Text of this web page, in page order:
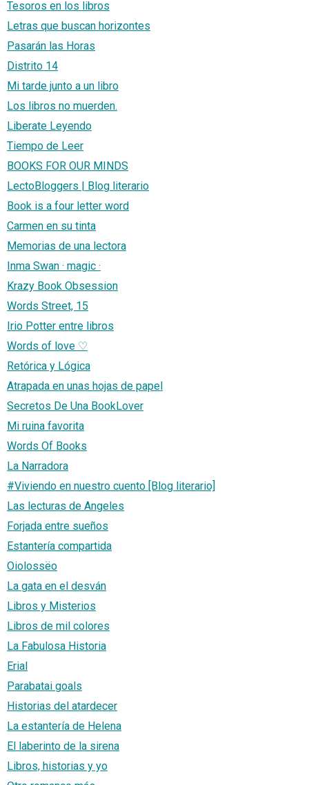
Tesoros en los libros
Letras que buscan horizontes
Pasarán las Horas
Distrito 14
Mi tarde junto a un libro
Los libros no muerden.
Liberate Leyendo
Tiempo de Leer
BOOKS FOR OUR MINDS
LectoBloggers | Blog literario
Book is a four letter word
Carmen en su tinta
Memorias de una lectora
Inma Swan · magic ·
Krazy Book Obsession
Words Street, 15
Irio Potter entre libros
Words of love ♡
Retórica y Lógica
Atrapada en unas hojas de papel
Secretos De Una BookLover
Mi ruina favorita
Words Of Books
La Narradora
#Viviendo en nuestro cuento [Blog literario]
Las lecturas de Angeles
Forjada entre sueños
Estantería compartida
Oiolossëo
La gata en el desván
Libros y Misterios
Libros de mil colores
La Fabulosa Historia
Erial
Parabatai goals
Historias del atardecer
La estantería de Helena
El laberinto de la sirena
Libros, historias y yo